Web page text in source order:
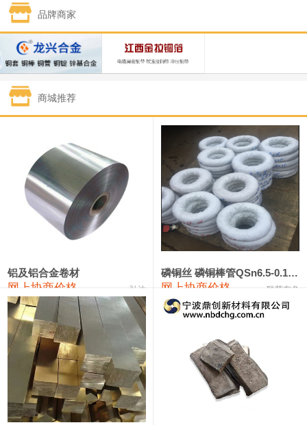
1#锡 434,000—436,000
1#镍 129,550—130,750
1#白银 15,100—15,110 15,105 -70
钯金
331,000 -10,000
89,000—95,000 92,000 1,000
2#锑 85,000—91,000 88,000 1,000
1#镁 17,000—18,000 17,500 0
18,900—19,100 19,000 100
1#电解锰(99.7%袋装) 18,000—18,200 18,100 100
1#铬 60,000—82,000
553#硅 9,300—9,500
441#硅 9,600—9,800 9,700
3303#硅 10,300—10,500 10,400
2202#硅 14,100—14,300
品牌商家
商城推荐
铝及铝合金卷材
网上协商价格 弘达
磷铜丝 磷铜棒管QSn6.5-0.1 7-0.2 8-0.3
网上协商价格 联荣有色